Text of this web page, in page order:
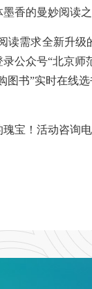
香的曼妙阅读之
读需求全新升
公众号“北京师
书”实时在线
宝！活动咨询电